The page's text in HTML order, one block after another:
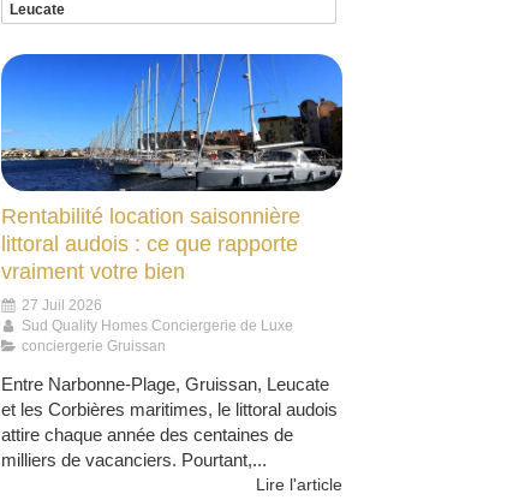
Leucate
Rentabilité location saisonnière
littoral audois : ce que rapporte
vraiment votre bien
27 Juil 2026
Sud Quality Homes Conciergerie de Luxe
conciergerie Gruissan
Entre Narbonne-Plage, Gruissan, Leucate
et les Corbières maritimes, le littoral audois
attire chaque année des centaines de
milliers de vacanciers. Pourtant,...
Lire l'article